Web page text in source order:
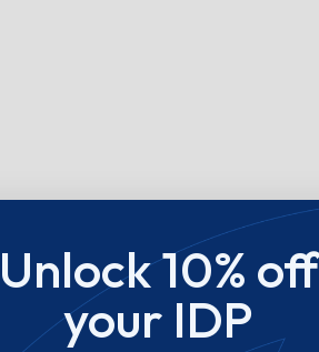
Unlock 10% off
your IDP